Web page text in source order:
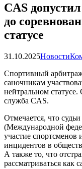
CAS
до
статусе
31.10.2025Новости
Спортивный
саночникам
нейтральном
служба CAS.
Отмечается, что
(Международной
участие
инцидентов в
А также то, что
рассматриваться как